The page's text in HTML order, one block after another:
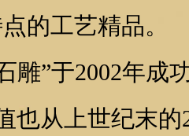
的工艺精品。
”于2002年成
也从上世纪末